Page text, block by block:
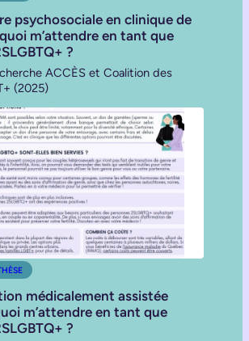
psychosociale en clinique de
m’attendre en tant que
?
ACCÈS et Coalition des
(2025)
médicalement assistée
m’attendre en tant que
?